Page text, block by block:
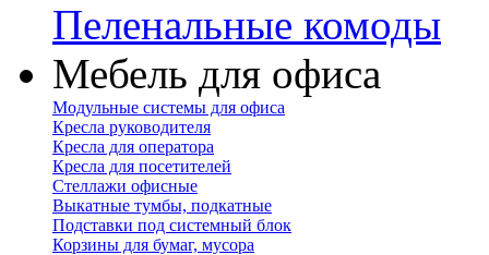
Пеленальные комоды
Мебель для офиса
Модульные системы для офиса
Кресла руководителя
Кресла для оператора
Кресла для посетителей
Стеллажи офисные
Выкатные тумбы, подкатные
Подставки под системный блок
Корзины для бумаг, мусора